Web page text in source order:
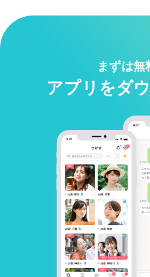
まずは無
アプリをダ